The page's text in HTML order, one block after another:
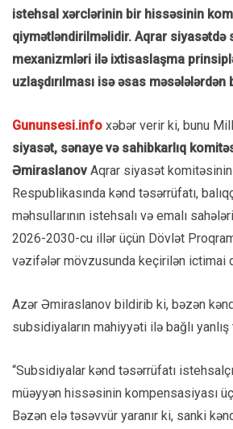
istehsal xərclərinin bir hissəsinin
qiymətləndirilməlidir. Aqrar siyasətdə
mexanizmləri ilə ixtisaslaşma
uzlaşdırılması isə əsas məsələlərdən
Gununsesi.info xəbər verir ki, bunu
siyasət, sənaye və sahibkarlıq
Əmiraslanov Aqrar siyasət komitəsinin
Respublikasında kənd təsərrüfatı,
məhsullarının istehsalı və emalı
2026-2030-cu illər üçün Dövlət
vəzifələr mövzusunda keçirilən ictimai
Azər Əmiraslanov bildirib ki, bəzən
subsidiyaların mahiyyəti ilə bağlı
“Subsidiyalar kənd təsərrüfatı
müəyyən hissəsinin kompensasiyası
Bəzən elə təsəvvür yaranır ki, sanki